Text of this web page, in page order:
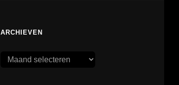
ARCHIEVEN
Archieven